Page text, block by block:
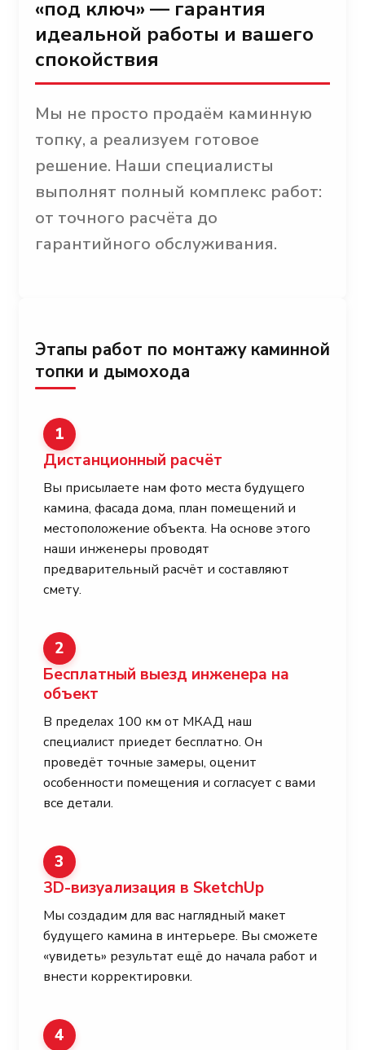
«под ключ» — гарантия
идеальной работы и вашего
спокойствия
Мы не просто продаём каминную
топку, а реализуем готовое
решение. Наши специалисты
выполнят полный комплекс работ:
от точного расчёта до
гарантийного обслуживания.
Этапы работ по монтажу каминной
топки и дымохода
1
Дистанционный расчёт
Вы присылаете нам фото места будущего
камина, фасада дома, план помещений и
местоположение объекта. На основе этого
наши инженеры проводят
предварительный расчёт и составляют
смету.
2
Бесплатный выезд инженера на
объект
В пределах 100 км от МКАД наш
специалист приедет бесплатно. Он
проведёт точные замеры, оценит
особенности помещения и согласует с вами
все детали.
3
3D-визуализация в SketchUp
Мы создадим для вас наглядный макет
будущего камина в интерьере. Вы сможете
«увидеть» результат ещё до начала работ и
внести корректировки.
4